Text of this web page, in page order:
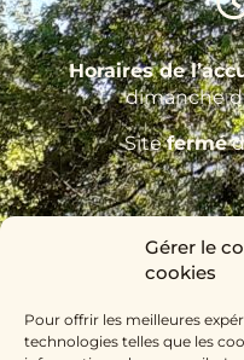
Gérer le
cookies
Pour offrir les meilleures
technologies telles que les
Horaires de
dimanche
Sitefermé